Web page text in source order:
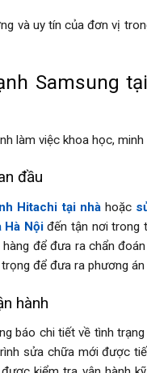
và uy tín của đơn vị
Samsung
làm việc khoa học,
đầu
Hitachi tại nhàhoặc
Hà Nộiđến tận nơi trong
để đưa ra chẩn
để đưa ra phương án
hành
báo chi tiết về tình
sửa chữa mới được